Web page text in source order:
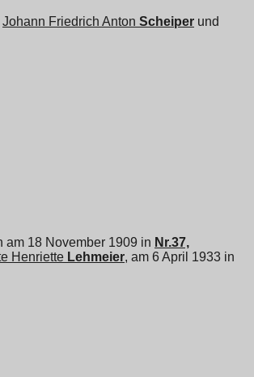
Johann Friedrich Anton Scheiper und
am 18 November 1909 in Nr.37,
Henriette Lehmeier, am 6 April 1933 in